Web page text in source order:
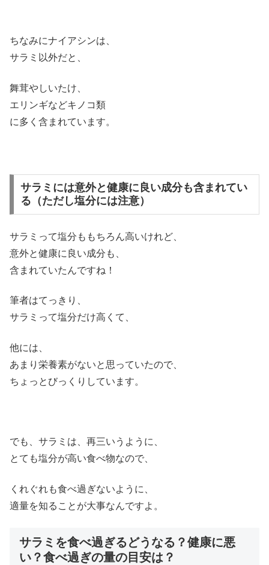
ちなみにナイアシンは、
サラミ以外だと、
舞茸やしいたけ、
エリンギなどキノコ類
に多く含まれています。
サラミには意外と健康に良い成分も含まれてい
る（ただし塩分には注意）
サラミって塩分ももちろん高いけれど、
意外と健康に良い成分も、
含まれていたんですね！
筆者はてっきり、
サラミって塩分だけ高くて、
他には、
あまり栄養素がないと思っていたので、
ちょっとびっくりしています。
でも、サラミは、再三いうように、
とても塩分が高い食べ物なので、
くれぐれも食べ過ぎないように、
適量を知ることが大事なんですよ。
サラミを食べ過ぎるどうなる？健康に悪
い？食べ過ぎの量の目安は？